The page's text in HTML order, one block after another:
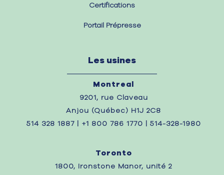
Certifications
Portail Prépresse
Les usines
Montreal
9201, rue Claveau
Anjou (Québec) H1J 2C8
514 328 1887 | +1 800 786 1770 | 514-328-1980
Toronto
1800, Ironstone Manor, unité 2